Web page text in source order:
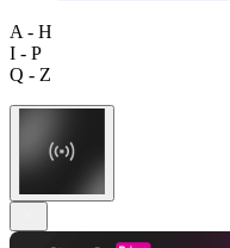
A - H
I - P
Q - Z